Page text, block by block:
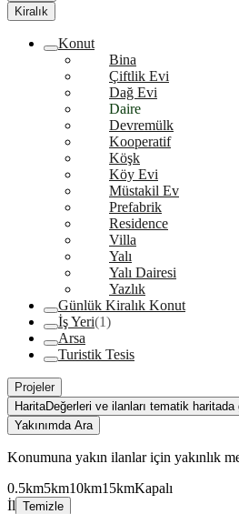
Kiralık
Konut
Bina
Çiftlik Evi
Dağ Evi
Daire
Devremülk
Kooperatif
Köşk
Köy Evi
Müstakil Ev
Prefabrik
Residence
Villa
Yalı
Yalı Dairesi
Yazlık
Günlük Kiralık Konut
İş Yeri(1)
Arsa
Turistik Tesis
Projeler
HaritaDeğerleri ve ilanları tematik haritada
Yakınımda Ara
Konumuna yakın ilanlar için yakınlık
0.5km5km10km15kmKapalı
İl Temizle